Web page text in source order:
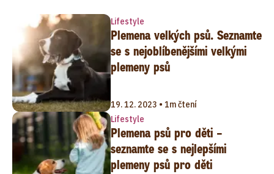
Lifestyle
Plemena velkých psů. Seznamte
se s nejoblíbenějšími velkými
plemeny psů
19. 12. 2023 • 1m čtení
Lifestyle
Plemena psů pro děti –
seznamte se s nejlepšími
plemeny psů pro děti